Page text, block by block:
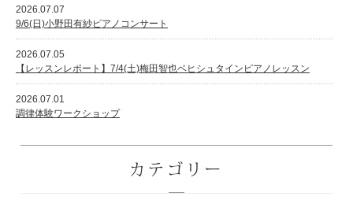
スタッフ紹介
2026.07.07
9/6(日)小野田有紗ピアノコンサート
2026.07.05
【レッスンレポート】7/4(土)梅田智也ベヒシュタインピアノレッスン
2026.07.01
調律体験ワークショップ
カテゴリー